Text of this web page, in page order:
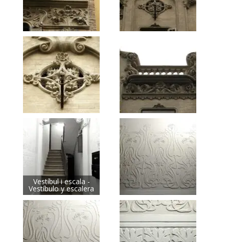
Vestíbul i escala -
Vestíbulo y escalera